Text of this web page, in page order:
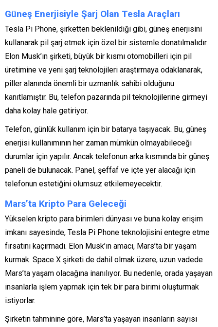
Güneş Enerjisiyle Şarj Olan Tesla Araçları
Tesla Pi Phone, şirketten beklenildiği gibi, güneş enerjisini
kullanarak pil şarj etmek için özel bir sistemle donatılmalıdır.
Elon Musk’ın şirketi, büyük bir kısmı otomobilleri için pil
üretimine ve yeni şarj teknolojileri araştırmaya odaklanarak,
piller alanında önemli bir uzmanlık sahibi olduğunu
kanıtlamıştır. Bu, telefon pazarında pil teknolojilerine girmeyi
daha kolay hale getiriyor.
Telefon, günlük kullanım için bir batarya taşıyacak. Bu, güneş
enerjisi kullanımının her zaman mümkün olmayabileceği
durumlar için yapılır. Ancak telefonun arka kısmında bir güneş
paneli de bulunacak. Panel, şeffaf ve içte yer alacağı için
telefonun estetiğini olumsuz etkilemeyecektir.
Mars’ta Kripto Para Geleceği
Yükselen kripto para birimleri dünyası ve buna kolay erişim
imkanı sayesinde, Tesla Pi Phone teknolojisini entegre etme
fırsatını kaçırmadı. Elon Musk’ın amacı, Mars’ta bir yaşam
kurmak. Space X şirketi de dahil olmak üzere, uzun vadede
Mars’ta yaşam olacağına inanılıyor. Bu nedenle, orada yaşayan
insanlarla işlem yapmak için tek bir para birimi oluşturmak
istiyorlar.
Şirketin tahminine göre, Mars’ta yaşayan insanların sayısı